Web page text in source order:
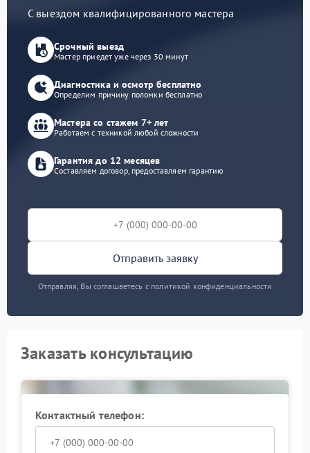
С выездом квалифицированного мастера
Срочный выезд
Мастер приедет уже через 30 минут
Диагностика и осмотр бесплатно
Определим причину поломки бесплатно
Мастера со стажем 7+ лет
Работаем с техникой любой сложности
Гарантия до 12 месяцев
Составляем договор, предоставляем гарантию
Отправить заявку
Отправляя, Вы соглашаетесь с политикой конфиденциальности
Заказать консультацию
Контактный телефон: